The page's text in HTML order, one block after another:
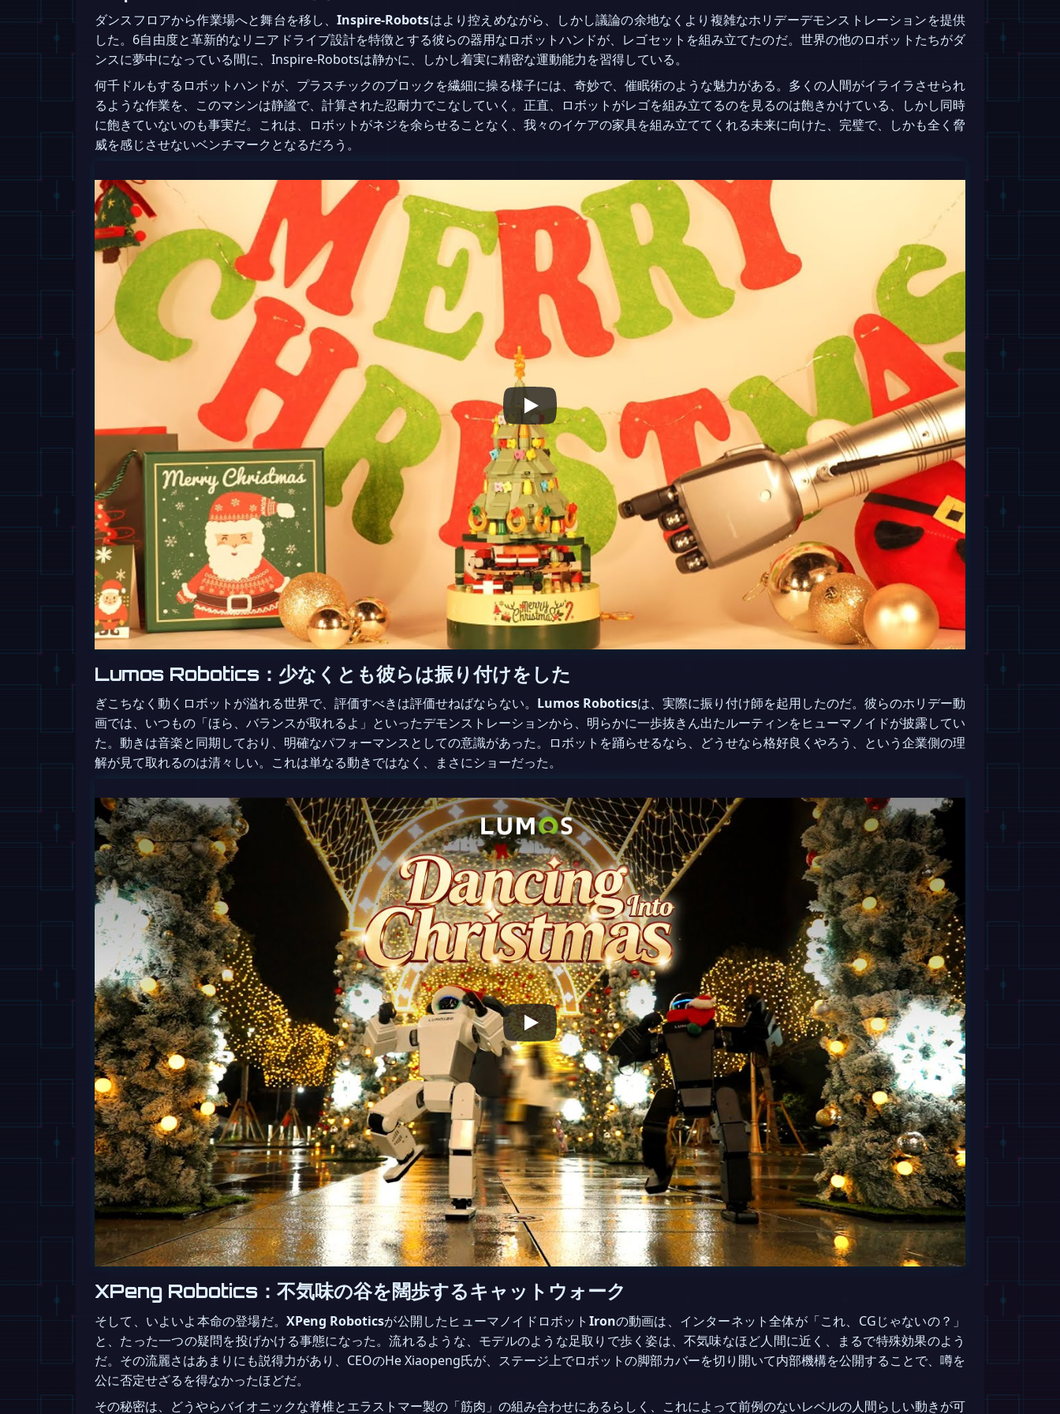
ダンスフロアから作業場へと舞台を移し、Inspire-Robotsはより控えめながら、しかし議論の余地なくより複雑なホリデーデモンストレーションを提供
した。6自由度と革新的なリニアドライブ設計を特徴とする彼らの器用なロボットハンドが、レゴセットを組み立てたのだ。世界の他のロボットたちがダ
ンスに夢中になっている間に、Inspire-Robotsは静かに、しかし着実に精密な運動能力を習得している。
何千ドルもするロボットハンドが、プラスチックのブロックを繊細に操る様子には、奇妙で、催眠術のような魅力がある。多くの人間がイライラさせられ
るような作業を、このマシンは静謐で、計算された忍耐力でこなしていく。正直、ロボットがレゴを組み立てるのを見るのは飽きかけている、しかし同時
に飽きていないのも事実だ。これは、ロボットがネジを余らせることなく、我々のイケアの家具を組み立ててくれる未来に向けた、完璧で、しかも全く脅
威を感じさせないベンチマークとなるだろう。
Lumos Robotics：少なくとも彼らは振り付けをした
ぎこちなく動くロボットが溢れる世界で、評価すべきは評価せねばならない。 Lumos Roboticsは、実際に振り付け師を起用したのだ。彼らのホリデー動
画では、いつもの「ほら、バランスが取れるよ」といったデモンストレーションから、明らかに一歩抜きん出たルーティンをヒューマノイドが披露してい
た。動きは音楽と同期しており、明確なパフォーマンスとしての意識があった。ロボットを踊らせるなら、どうせなら格好良くやろう、という企業側の理
解が見て取れるのは清々しい。これは単なる動きではなく、まさにショーだった。
XPeng Robotics：不気味の谷を闊歩するキャットウォーク
そして、いよいよ本命の登場だ。 XPeng Roboticsが公開したヒューマノイドロボット Ironの動画は、インターネット全体が「これ、CGじゃないの？」
と、たった一つの疑問を投げかける事態になった。流れるような、モデルのような足取りで歩く姿は、不気味なほど人間に近く、まるで特殊効果のよう
だ。その流麗さはあまりにも説得力があり、CEOのHe Xiaopeng氏が、ステージ上でロボットの脚部カバーを切り開いて内部機構を公開することで、噂を
公に否定せざるを得なかったほどだ。
その秘密は、どうやらバイオニックな脊椎とエラストマー製の「筋肉」の組み合わせにあるらしく、これによって前例のないレベルの人間らしい動きが可